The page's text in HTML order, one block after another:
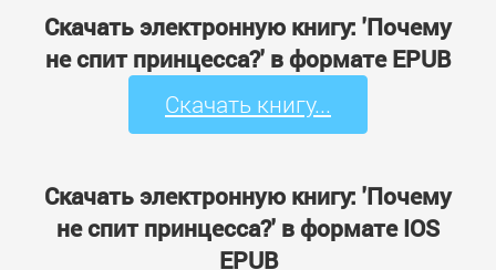
Скачать электронную книгу: 'Почему
не спит принцесса?' в формате EPUB
Скачать книгу...
Скачать электронную книгу: 'Почему
не спит принцесса?' в формате IOS
EPUB